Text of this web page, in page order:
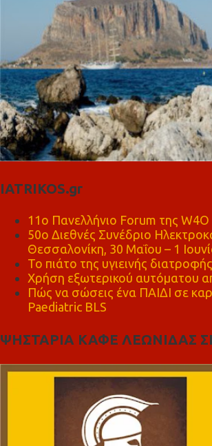
IATRIKOS.gr
11ο Πανελλήνιο Forum της
50ο Διεθνές Συνέδριο
Θεσσαλονίκη, 30 Μαΐου – 1
Το πιάτο της υγιεινής διατροφής
Χρήση εξωτερικού αυτόματου
Πώς να σώσεις ένα ΠΑΙΔΙ σε
Paediatric BLS
ΨΗΣΤΑΡΙΑ ΚΑΦΕ ΛΕΩΝΙΔΑΣ